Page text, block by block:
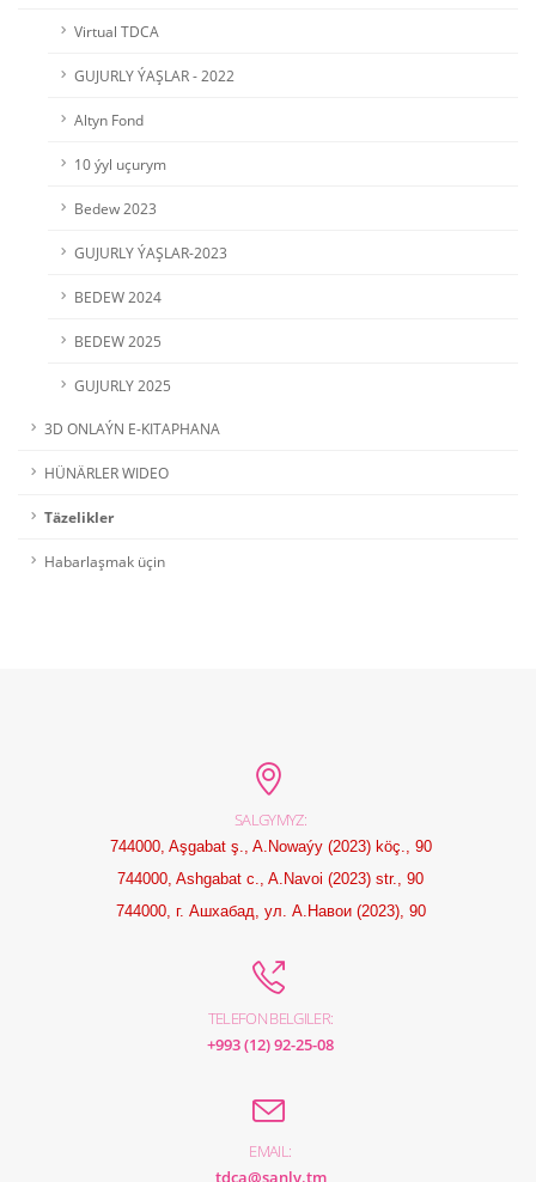
Virtual TDCA
GUJURLY ÝAŞLAR - 2022
Altyn Fond
10 ýyl uçurym
Bedew 2023
GUJURLY ÝAŞLAR-2023
BEDEW 2024
BEDEW 2025
GUJURLY 2025
3D ONLAÝN E-KITAPHANA
HÜNÄRLER WIDEO
Täzelikler
Habarlaşmak üçin
SALGYMYZ:
744000, Aşgabat ş., A.Nowaýy (2023) köç., 90
744000, Ashgabat c., A.Navoi (2023) str., 90
744000, г. Ашхабад, ул. А.Навои (2023), 90
TELEFON BELGILER:
+993 (12) 92-25-08
EMAIL:
tdca@sanly.tm